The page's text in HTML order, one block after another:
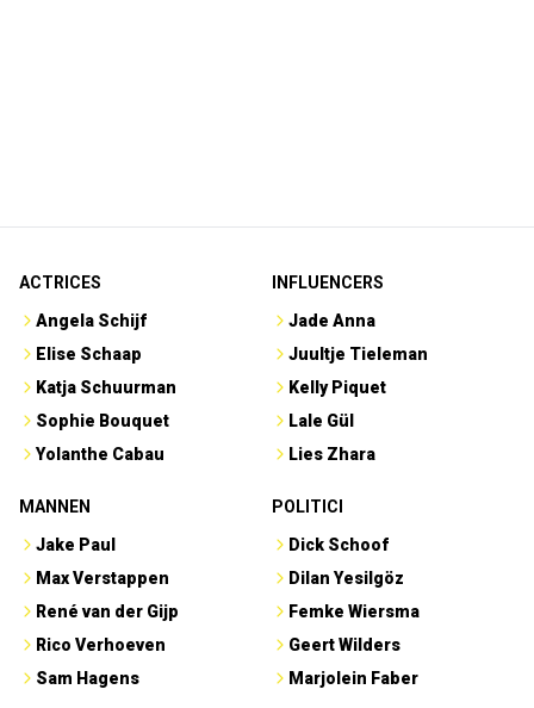
ACTRICES
Angela Schijf
Elise Schaap
Katja Schuurman
Sophie Bouquet
Yolanthe Cabau
INFLUENCERS
Jade Anna
Juultje Tieleman
Kelly Piquet
Lale Gül
Lies Zhara
MANNEN
Jake Paul
Max Verstappen
René van der Gijp
Rico Verhoeven
Sam Hagens
POLITICI
Dick Schoof
Dilan Yesilgöz
Femke Wiersma
Geert Wilders
Marjolein Faber